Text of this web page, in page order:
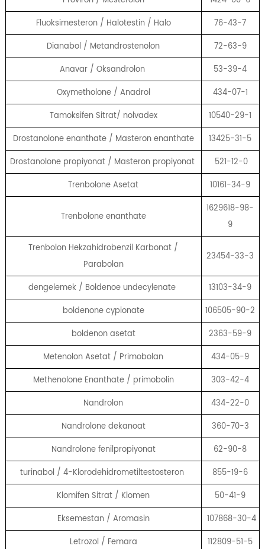
Fluoksimesteron / Halotestin / Halo
76-43-7
Dianabol / Metandrostenolon
72-63-9
Anavar / Oksandrolon
53-39-4
Oxymetholone / Anadrol
434-07-1
Tamoksifen Sitrat/ nolvadex
10540-29-1
Drostanolone enanthate / Masteron enanthate
13425-31-5
Drostanolone propiyonat / Masteron propiyonat
521-12-0
Trenbolone Asetat
10161-34-9
Trenbolone enanthate
1629618-98-
9
Trenbolon Hekzahidrobenzil Karbonat /
Parabolan
23454-33-3
dengelemek / Boldenoe undecylenate
13103-34-9
boldenone cypionate
106505-90-2
boldenon asetat
2363-59-9
Metenolon Asetat / Primobolan
434-05-9
Methenolone Enanthate / primobolin
303-42-4
Nandrolon
434-22-0
Nandrolone dekanoat
360-70-3
Nandrolone fenilpropiyonat
62-90-8
turinabol / 4-Klorodehidrometiltestosteron
855-19-6
Klomifen Sitrat / Klomen
50-41-9
Eksemestan / Aromasin
107868-30-4
Letrozol / Femara
112809-51-5